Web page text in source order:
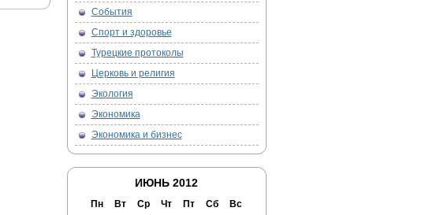
События
Спорт и здоровье
Турецкие протоколы
Церковь и религия
Экология
Экономика
Экономика и бизнес
ИЮНЬ 2012
Пн Вт Ср Чт Пт Сб Вс